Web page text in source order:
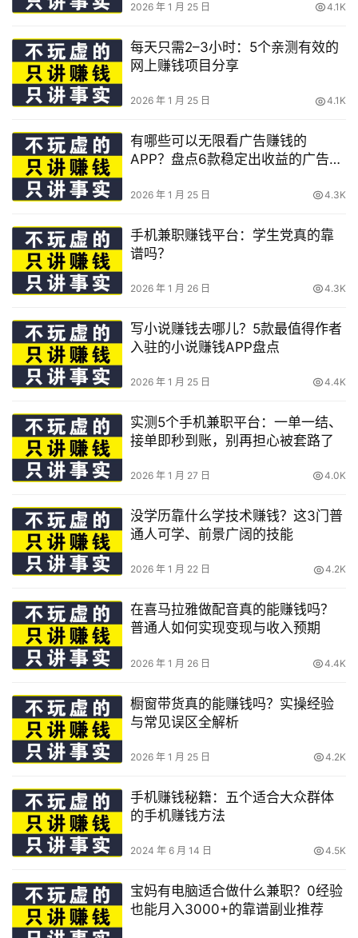
2026 年 1 月 25 日 4.1K
每天只需2–3小时：5个亲测有效的
网上赚钱项目分享
2026 年 1 月 25 日 4.1K
有哪些可以无限看广告赚钱的
APP？盘点6款稳定出收益的广告赚
2026 年 1 月 25 日 4.3K
手机兼职赚钱平台：学生党真的靠
谱吗？
2026 年 1 月 26 日 4.3K
写小说赚钱去哪儿？5款最值得作者
入驻的小说赚钱APP盘点
2026 年 1 月 25 日 4.4K
实测5个手机兼职平台：一单一结、
接单即秒到账，别再担心被套路了
2026 年 1 月 27 日 4.0K
没学历靠什么学技术赚钱？这3门普
通人可学、前景广阔的技能
2026 年 1 月 22 日 4.2K
在喜马拉雅做配音真的能赚钱吗？
普通人如何实现变现与收入预期
2026 年 1 月 26 日 4.4K
橱窗带货真的能赚钱吗？实操经验
与常见误区全解析
2026 年 1 月 25 日 4.2K
手机赚钱秘籍：五个适合大众群体
的手机赚钱方法
2024 年 6 月 14 日 4.5K
宝妈有电脑适合做什么兼职？0经验
也能月入3000+的靠谱副业推荐